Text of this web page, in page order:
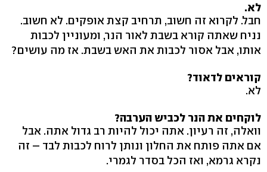
לא.
חבל. לקרוא זה חשוב, תרחיב קצת אופקים. לא חשוב.
נניח שאתה קורא בשבת לאור הנר, ומעוניין לכבות
אותו, אבל אסור לכבות את האש בשבת. אז מה עושים?
קוראים לדאוד?
לא.
לוקחים את הנר לכביש הערבה?
וואלה, זה רעיון. אתה יכול להיות רב גדול אתה. אבל
אם אתה פותח את החלון ונותן לרוח לכבות לבד – זה
נקרא גרמא, ואז הכל בסדר לגמרי.